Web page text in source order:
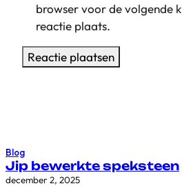
browser voor de volgende
reactie plaats.
Blog
Jip bewerkte speksteen
december 2, 2025